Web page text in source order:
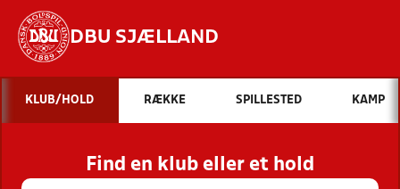
DBU SJÆLLAND
Hvad vil du søge efter?
INDHOLD OG NYHEDER
STILLINGER, RESULTATER, KLUBBER OG
HOLD
KLUB/HOLD RÆKKE SPILLESTED KAMP
Find en klub eller et hold